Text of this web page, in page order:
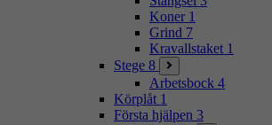
Koner 1
Grind 7
Kravallstaket 1
Stege 8
Arbetsbock 4
Körplåt 1
Första hjälpen 3